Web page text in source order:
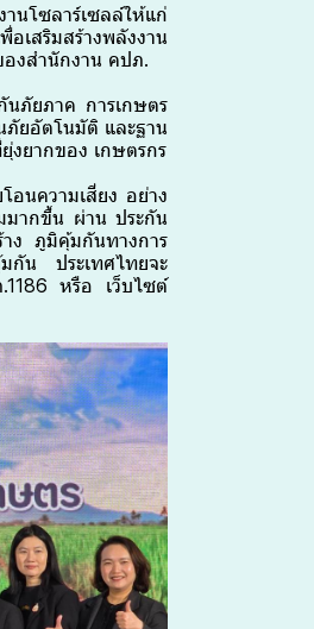
โซลาร์เซลล์ให้แก่
เสริมสร้างพลังงาน
งสำนักงาน คปภ.
นภัยภาค การเกษตร
ภัยอัตโนมัติ และฐาน
งยากของ เกษตรกร
นความเสี่ยง อย่าง
มากขึ้น ผ่าน ประกัน
ง ภูมิคุ้มกันทางการ
กัน ประเทศไทยจะ
หรือ เว็บไซต์